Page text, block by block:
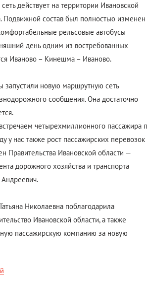
действует на территории Ивановской
Подвижной состав был полностью изменен
рельсовые автобусы
день одним из востребованных
Иваново – Кинешма – Иваново.
запустили новую маршрутную сеть
сообщения. Она достаточно
четырехмиллионного пассажира
у нас также рост пассажирских перевозок
Правительства Ивановской области —
дорожного хозяйства и транспорта
Николаевна поблагодарила
Ивановской области, а также
пассажирскую компанию за новую